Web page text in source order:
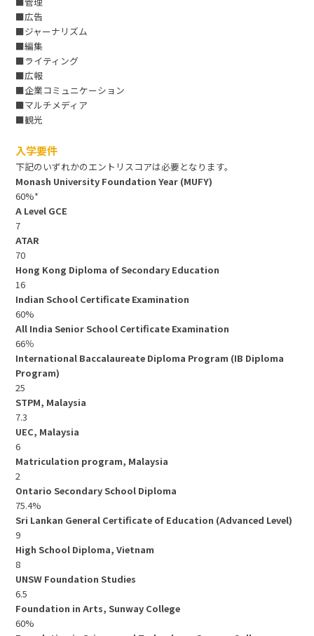
■広告
■ジャーナリズム
■編集
■ライティング
■広報
■企業コミュニケーション
■マルチメディア
■観光
入学要件
下記のいずれかのエントリスコアは必要となります。
Monash University Foundation Year (MUFY)
60%*
A Level GCE
7
ATAR
70
Hong Kong Diploma of Secondary Education
16
Indian School Certificate Examination
60%
All India Senior School Certificate Examination
66％
International Baccalaureate Diploma Program (IB Diploma
Program)
25
STPM, Malaysia
7.3
UEC, Malaysia
6
Matriculation program, Malaysia
2
Ontario Secondary School Diploma
75.4%
Sri Lankan General Certificate of Education (Advanced Level)
9
High School Diploma, Vietnam
8
UNSW Foundation Studies
6.5
Foundation in Arts, Sunway College
60%